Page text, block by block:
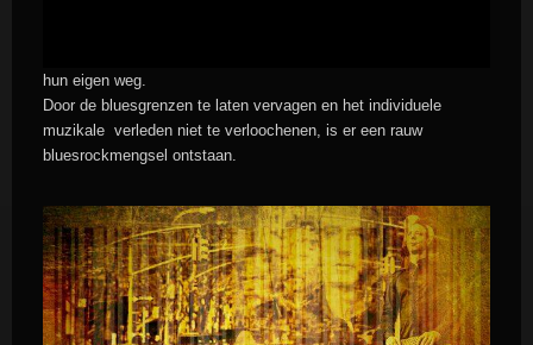
hun eigen weg.
Door de bluesgrenzen te laten vervagen en het individuele
muzikale verleden niet te verloochenen, is er een rauw
bluesrockmengsel ontstaan.